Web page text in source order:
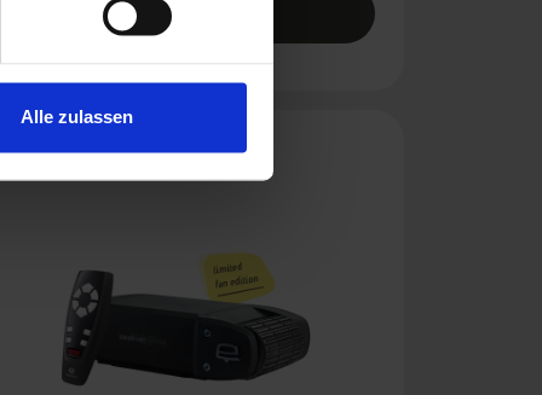
Alle zulassen
MEHR ERFAHREN